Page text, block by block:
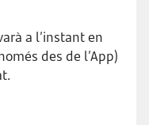
a l’instant en
des de l’App)